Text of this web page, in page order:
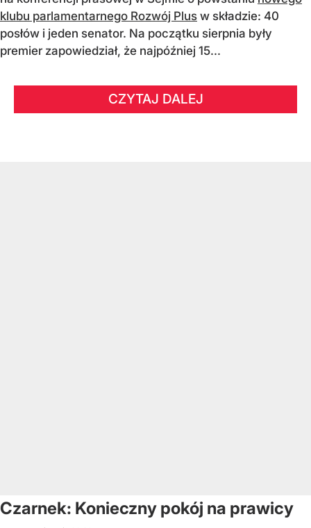
klubu parlamentarnego Rozwój Plus w składzie: 40
posłów i jeden senator. Na początku sierpnia były
premier zapowiedział, że najpóźniej 15...
CZYTAJ DALEJ
Czarnek: Konieczny pokój na prawicy